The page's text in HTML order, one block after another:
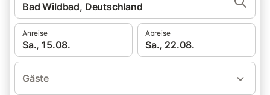
Bad Wildbad, Deutschland
Anreise
Sa., 15.08.
Abreise
Sa., 22.08.
Gäste